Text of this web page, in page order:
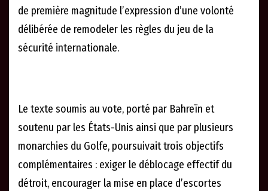
de première magnitude l’expression d’une volonté
délibérée de remodeler les règles du jeu de la
sécurité internationale.
Le texte soumis au vote, porté par Bahreïn et
soutenu par les États-Unis ainsi que par plusieurs
monarchies du Golfe, poursuivait trois objectifs
complémentaires : exiger le déblocage effectif du
détroit, encourager la mise en place d’escortes